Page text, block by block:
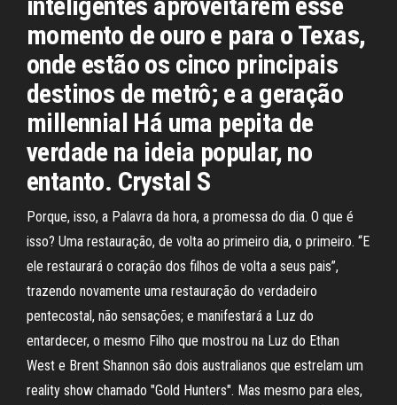
momento de ouro e para o Texas,
onde estão os cinco principais
destinos de metrô; e a geração
millennial Há uma pepita de
verdade na ideia popular, no
entanto. Crystal S
Porque, isso, a Palavra da hora, a promessa do dia. O que é
isso? Uma restauração, de volta ao primeiro dia, o primeiro. “E
ele restaurará o coração dos filhos de volta a seus pais”,
trazendo novamente uma restauração do verdadeiro
pentecostal, não sensações; e manifestará a Luz do
entardecer, o mesmo Filho que mostrou na Luz do Ethan
West e Brent Shannon são dois australianos que estrelam um
reality show chamado "Gold Hunters". Mas mesmo para eles,